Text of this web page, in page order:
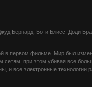
Бернард, Боти Блисс, Доди
в первом фильме. Мир был
сетям, при этом убивая все
и все электронные